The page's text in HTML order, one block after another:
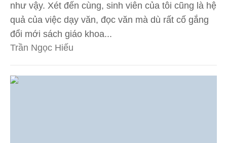
như vậy. Xét đến cùng, sinh viên của tôi cũng là hệ
quả của việc dạy văn, đọc văn mà dù rất cố gắng
đổi mới sách giáo khoa...
Trần Ngọc Hiếu